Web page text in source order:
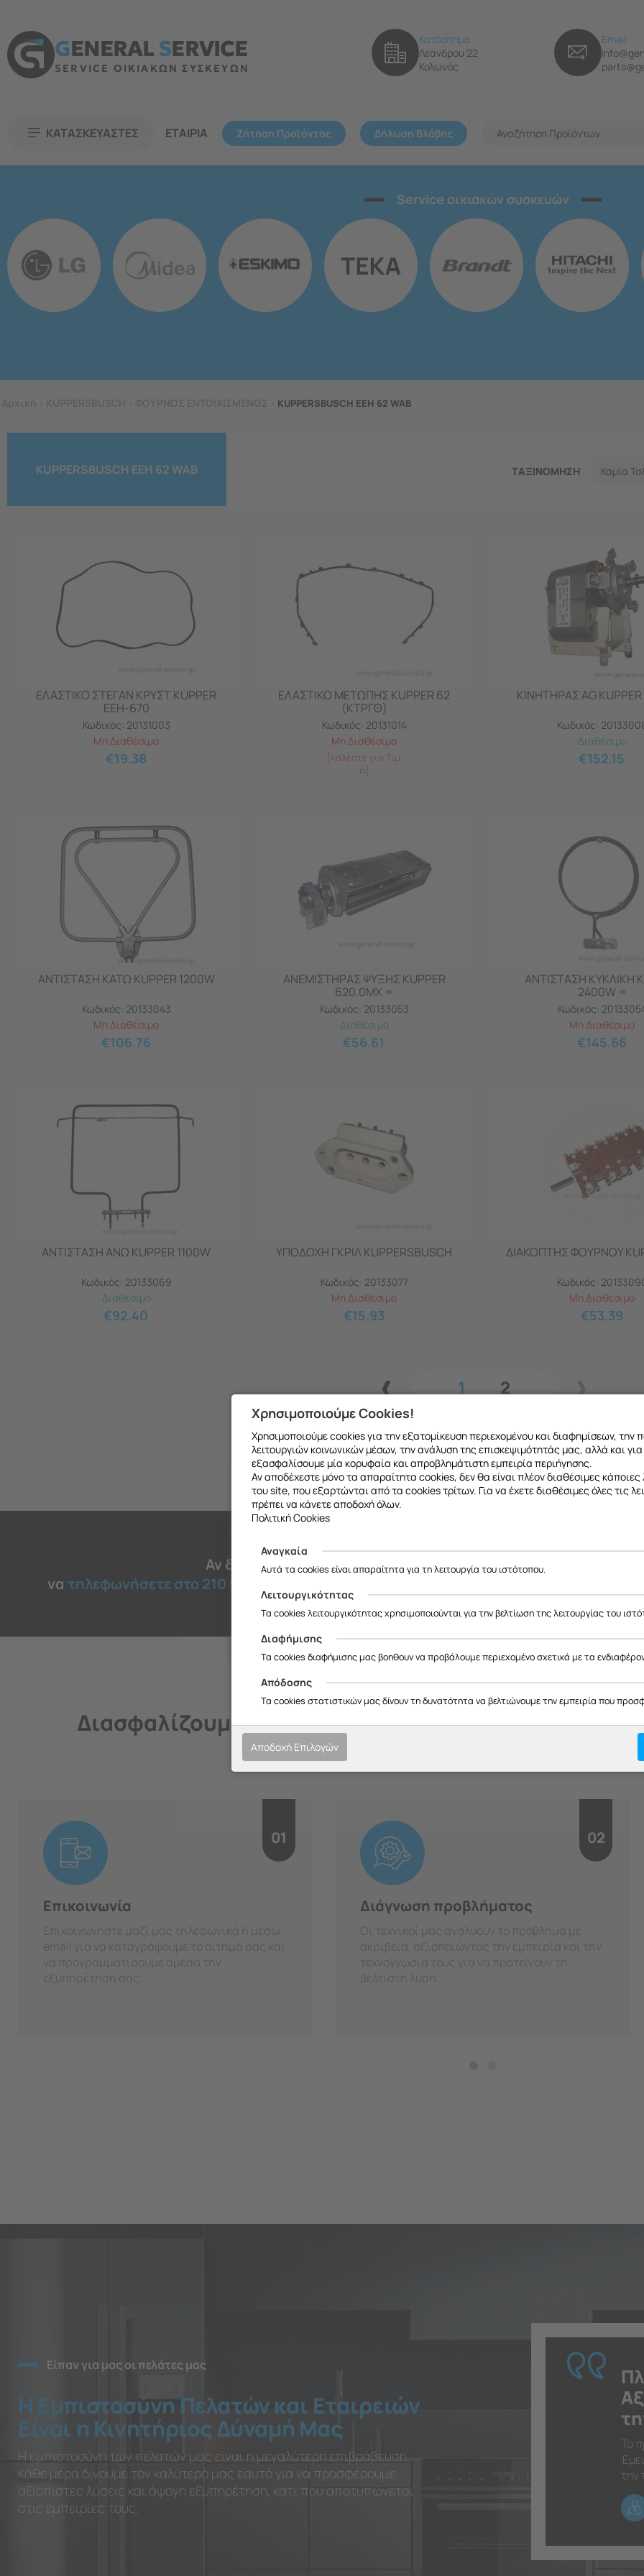
GENERALSERVICE
SERVICE ΟΙΚΙΑΚΩΝ ΣΥΣΚΕΥΩΝ
Κατάστημα
Λεάνδρου 22
Κολωνός
Email
ΚΑΤΑΣΚΕΥΑΣΤΕΣ ΕΤΑΙΡΙΑ Ζήτηση Προϊόντος Δήλωση Βλάβης
Service οικιακών συσκευών
KUPPERSBUSCH EEH 62 WAB
KUPPERSBUSCH EEH 62 WAB ΤΑΞΙΝΟΜΗΣΗ Καμία
ΕΛΑΣΤΙΚΟ ΣΤΕΓΑΝ ΚΡΥΣΤ KUPPER
EEH-670
Κωδικός: 20131003
Μη Διαθέσιμο
€19.38
ΕΛΑΣΤΙΚΟ ΜΕΤΩΠΗΣ KUPPER 62
(ΚΤΡΓΘ)
Κωδικός: 20131014
Μη Διαθέσιμο
[Καλέστε για Τιμ
ή]
ΚΙΝΗΤΗΡΑΣ AG KUPPER
Κωδικός:
Διαθέσιμο
€152.15
ΑΝΤΙΣΤΑΣΗ ΚΑΤΩ KUPPER 1200W
Κωδικός: 20133043
Μη Διαθέσιμο
€106.76
ΑΝΕΜΙΣΤΗΡΑΣ ΨΥΞΗΣ KUPPER
620.0MX =
Κωδικός: 20133053
Διαθέσιμο
€56.61
ΑΝΤΙΣΤΑΣΗ ΚΥΚΛΙΚΗ
2400W =
Κωδικός:
Μη Διαθέσιμο
€145.66
ΑΝΤΙΣΤΑΣΗ ΑΝΩ KUPPER 1100W
Κωδικός: 20133069
Διαθέσιμο
€92.40
ΥΠΟΔΟΧΗ ΓΚΡΙΛ KUPPERSBUSCH
Κωδικός: 20133077
Μη Διαθέσιμο
€15.93
ΔΙΑΚΟΠΤΗΣ ΦΟΥΡΝΟΥ
Κωδικός:
Μη Διαθέσιμο
€53.39
1 2
Αν δεν βρήκατε το ανταλλακτικό που θέλετε μπορείτε να
να τηλεφωνήσετε στο 210 51 45 030 για να μιλήσετε με εξειδικευμένο συνεργάτη
H Διαδικασία μας
Διασφαλίζουμε την ποιοτική εξυπηρέτηση σε κάθε
01
Επικοινωνία
Επικοινωνήστε μαζί μας τηλεφωνικά ή μέσω
email για να καταγράψουμε το αίτημά σας και
να προγραμματίσουμε άμεσα την
εξυπηρέτησή σας.
02
Διάγνωση προβλήματος
Οι τεχνικοί μας αναλύουν το πρόβλημα με
ακρίβεια, αξιοποιώντας την εμπειρία και την
τεχνογνωσία τους για να προτείνουν τη
βέλτιστη λύση.
Είπαν για μας οι πελάτες μας
Η Εμπιστοσύνη Πελατών και Εταιρειών
Είναι η Κινητήριος Δύναμή Μας
Η εμπιστοσύνη των πελατών μας είναι η μεγαλύτερη επιβράβευση.
Κάθε μέρα δίνουμε τον καλύτερό μας εαυτό για να προσφέρουμε
αξιόπιστες λύσεις και άψογη εξυπηρέτηση, κάτι που αποτυπώνεται
στις εμπειρίες τους.
Το
την
Χρησιμοποιούμε Cookies!
Χρησιμοποιούμε cookies για την εξατομίκευση περιεχομένου και διαφημίσεων, την
λειτουργιών κοινωνικών μέσων, την ανάλυση της επισκεψιμότητάς μας, αλλά και
εξασφαλίσουμε μία κορυφαία και απροβλημάτιστη εμπειρία περιήγησης.
Αν αποδέχεστε μόνο τα απαραίτητα cookies, δεν θα είναι πλέον διαθέσιμες κάποιες
του site, που εξαρτώνται από τα cookies τρίτων. Για να έχετε διαθέσιμες όλες τις
πρέπει να κάνετε αποδοχή όλων.
Πολιτική Cookies
Αναγκαία
Αυτά τα cookies είναι απαραίτητα για τη λειτουργία του ιστότοπου.
Λειτουργικότητας
Τα cookies λειτουργικότητας χρησιμοποιούνται για την βελτίωση της λειτουργίας του
Διαφήμισης
Τα cookies διαφήμισης μας βοηθουν να προβάλουμε περιεχομένο σχετικά με τα
Απόδοσης
Τα cookies στατιστικών μας δίνουν τη δυνατότητα να βελτιώνουμε την εμπειρία που
Αποδοχή Επιλογών
Θα θέλαμε να σας ενημερώσουμε ότι η επιχείρησή μας θα παραμείνει κλειστή
έως και 18/08, λόγω καλοκαιρινών διακοπών.
Θα είμαστε ξανά κοντά σας από19/08.
Σας ευχαριστούμε για την κατανόηση και σας ευχόμαστε καλό